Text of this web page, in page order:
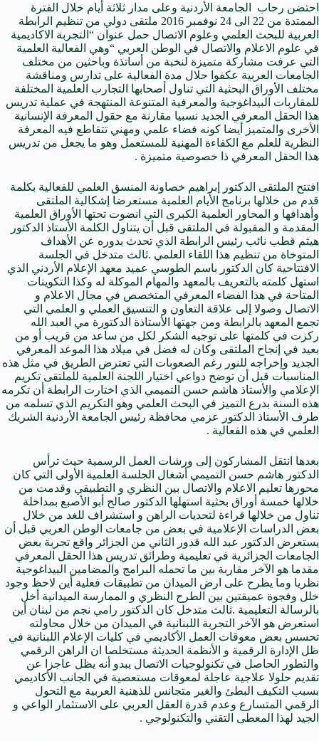
احتضن رحاب الجامعة الأردنية وعلى مدار ثلاثة أيام خلال الفترة
الممتدة من 22 الى 24 نوفمبر 2016 ملتقى دولي من تنظيم الرابطة
العربية للبحث العلمي وعلوم الاتصال حمل عنوان “التجربة الاكاديمية
في علوم الاعلام والاتصال في الوطن العربي “وهي الفعالية العلمية
التي عرفت مشاركة متميزة لنخبة من أساتذة وباحثين من مختلف
الجامعات العربية عكفوا حلال مدة الفعالية على تدارس ومناقشة
مختلف الأوراق البحثية التي تناول أصحابها التجارب العلمية المختلفة
للمقاربات البيداغوجية والمعرفية المتنوعة المنتهجة في عملية تدريس
هذا الحقل المعرفي الجديد نسبيا مقارنة مع حقول المعرفة الإنسانية
الأخرى والمتميز أيضا كونه فضاء علمي ومهني تتقاطع فيه المعرفة
النظرية للعلم مع الكفاءة المهنية للمستعمل وهو ما يجعل من تدريس
هذا الحقل المعرفي ذا خصوصية متميزة .
افتتح الملتقى الدكتور إبراهيم خصاونة المنسق العلمي للفعالية بكلمة
قدم من خلالها برنامج الأيام العلمية مستعرضا إشكالية الملتقى
وأهدافها و المحاور العلمية الكبرى التي انضوت تحتها الأوراق العلمية
المقدمة و المقبولة في الملتقى قبل أن يتناول الكلمة الأستاذ الدكتور
هيثم قطب نائب رئيس الرابطة الذي تحدث بدوره عن الأهداف
المتوخاة من تنظيم هذا اللقاء العلمي .ثالث متدخل في الجلسة
الافتتاحية كان الدكتور باسم الطوسي عميد معهد الإعلام الأردني الذي
استهل كلمته بالتعريف بالمعهد والمهام الموكلة له وكذا التكوينات
المتاحة في هذا الفضاء المعرفي المتخصص في مجال الاعلام و
الاتصال وصولا إلى علاقة التعاون و التنسيق العملي و العلمي التي
تجمع المعهد بالرابطة ومن جهتها الأستاذة الدكتورة مي العبد الله
ركزت في كلمتها على توجيه الشكر لكل من ساعد من قريب أو من
بعيد في إنجاح الملتقى وكان له فضل في ميلاد هذا الموعد المعرفي
الجديد وإخراجه للنور رغم الصعوبات التي تعترض الطريق في مثل هذه
المناسبات قبل أن توضح دواعي اختيار اللجنة العلمية للملتقى تكريم
الإعلامي والأستاذ هاشم حسن التميمي الذي اختارت الرابطة أن تكرمه
هذه السنة بدرع التميز في البحث العلمي وهو التكريم الذي تسلمه من
طرف الأستاذ الدكتور عزمي محافظة رئيس الجامعة الأردنية الشريك
العلمي في هذه الفعالية .
بعدها انتقل المشاركون إلى ورشات العمل الرسمية حيث ترأس
الدكتور هاشم حسن التميمي أشغال الجلسة العلمية الأولى التي كان
محورها تعليم الاعلام والاتصال بين النظري و التطبيقي وقدمت من
خلالها خمسة أوراق بحثية استهلها الدكتور صالح أبو الأصبع بمداخلة
تناول من خلالها قراءة لتحديات الراهن و استشراف للغد من خلال
بعض الدراسات الإعلامية في بعض من جامعات الوطن العربي قبل أن
يستعرض الدكتور عبد الله قدور الثاني من الجزائر واقع تجربة بعض
الجامعات الجزائرية في تعليمية وطرائق تدريس هذا الحقل المعرفي
مقدما هو الآخر مقاربة بين ما تحمله البرامج والمضامين البيداغوجية
نظريا وما يطرح على ارض الميدان من تطبيقات فعلية أين لاحظ وجود
خلل وفجوة عميقتين بين الطرح النظري و الممارسة الميدانية أخل
بالرسالة التعليمية .ثالث متدخل كان الدكتور رامي نجم من لبنان أين
استعرض هو الآخر التجربة اللبنانية في الميدان من خلال محاولته
تحسس بعض معوقات العمل الأكاديمي في كليات الإعلام اللبنانية في
ظل الإدارة الرقمية و الأنظمة الحديثة مستخلصا ان الراهن الرقمي
والتطور الحاصل في تكنولوجيات الاتصال يبدو أنه يظل عاجزا عن
تقديم حلولا علاجية عاجلة لمعوقات مستعصية في الجانب الأكاديمي
بسبب التكيف البطئ والغير متجانس للذهنية العربية مع التحول
الرقمي المتسارع وعدم قدرة العقل العربي على الاستثمار الواعي و
الجيد لهذا المعطى التقني والتكنولوجي .